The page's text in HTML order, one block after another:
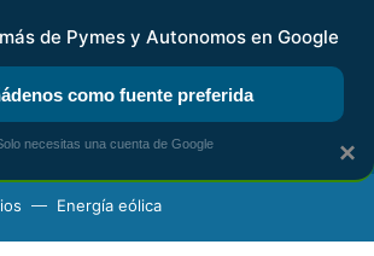
KIT DIGITAL RENTA
Energía eólica
×
de Pymes y Autonomos en Google
como fuente preferida
necesitas una cuenta de Google